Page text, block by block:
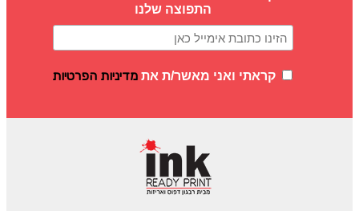
התפוצה שלנו
קראתי ואני מאשר/ת אתמדיניות הפרטיות